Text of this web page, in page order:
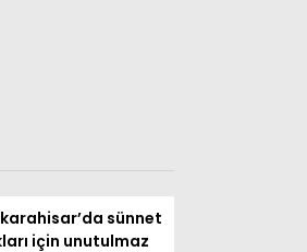
sünnet
için unutulmaz